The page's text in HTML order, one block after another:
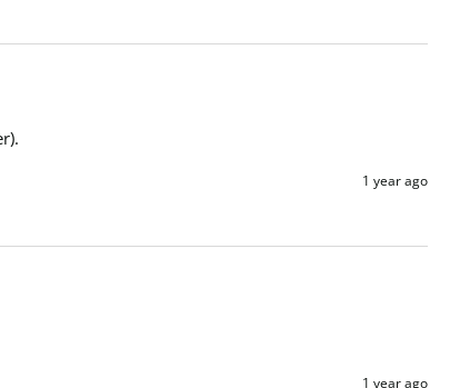
1 year ago
1 year ago